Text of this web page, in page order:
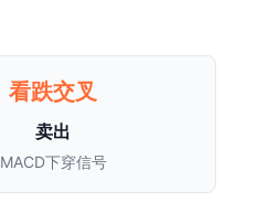
看跌交叉
卖出
MACD下穿信号